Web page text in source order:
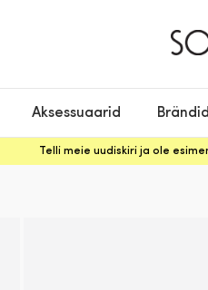
Aksessuaarid Brändid
Telli meie uudiskiri ja ole